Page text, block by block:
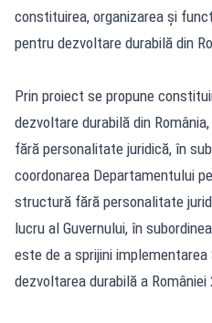
constituirea, organizarea şi
pentru dezvoltare durabilă din
Prin proiect se propune
dezvoltare durabilă din
fără personalitate juridică, în
coordonarea Departamentului
structură fără personalitate
lucru al Guvernului, în
este de a sprijini
dezvoltarea durabilă a României